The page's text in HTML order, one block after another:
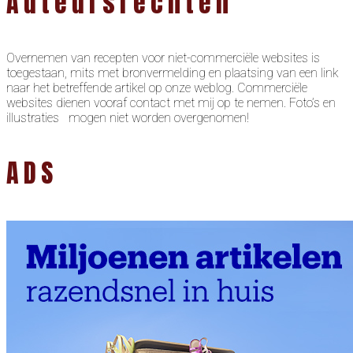
Overnemen van recepten voor niet-commerciële websites is
toegestaan, mits met bronvermelding en plaatsing van een link
naar het betreffende artikel op onze weblog. Commerciële
websites dienen vooraf contact met mij op te nemen. Foto’s en
illustraties mogen niet worden overgenomen!
ADS